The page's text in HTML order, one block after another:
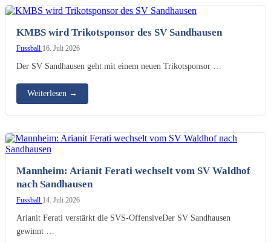
KMBS wird Trikotsponsor des SV Sandhausen
Fussball 16. Juli 2026
Der SV Sandhausen geht mit einem neuen Trikotsponsor …
Weiterlesen →
Mannheim: Arianit Ferati wechselt vom SV Waldhof
nach Sandhausen
Fussball 14. Juli 2026
Arianit Ferati verstärkt die SVS-OffensiveDer SV Sandhausen
gewinnt …